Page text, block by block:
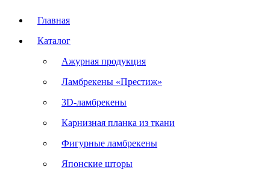
Главная
Каталог
Ажурная продукция
Ламбрекены «Престиж»
3D-ламбрекены
Карнизная планка из ткани
Фигурные ламбрекены
Японские шторы